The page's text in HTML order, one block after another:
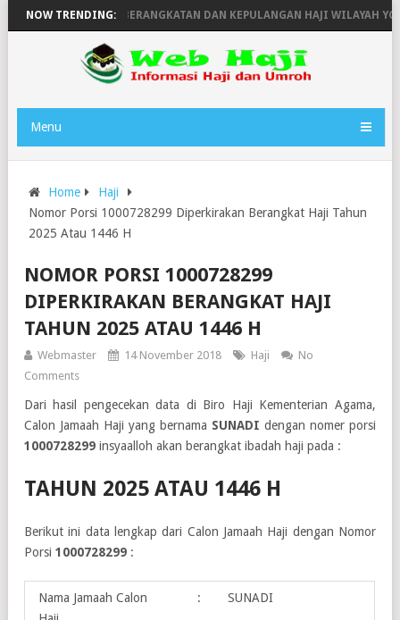
NOW TRENDING:
JADWAL KEBERANGKATAN DAN KEPULANGAN HAJI WILAYAH
Menu
Home
Haji
Nomor Porsi 1000728299 Diperkirakan Berangkat Haji Tahun
2025 Atau 1446 H
NOMOR PORSI 1000728299
DIPERKIRAKAN BERANGKAT HAJI
TAHUN 2025 ATAU 1446 H
Webmaster 14 November 2018 Haji
No
Comments
Dari hasil pengecekan data di Biro Haji Kementerian Agama,
Calon Jamaah Haji yang bernama SUNADI dengan nomer porsi
1000728299 insyaalloh akan berangkat ibadah haji pada :
TAHUN 2025 ATAU 1446 H
Berikut ini data lengkap dari Calon Jamaah Haji dengan Nomor
Porsi 1000728299 :
Nama Jamaah Calon
: SUNADI